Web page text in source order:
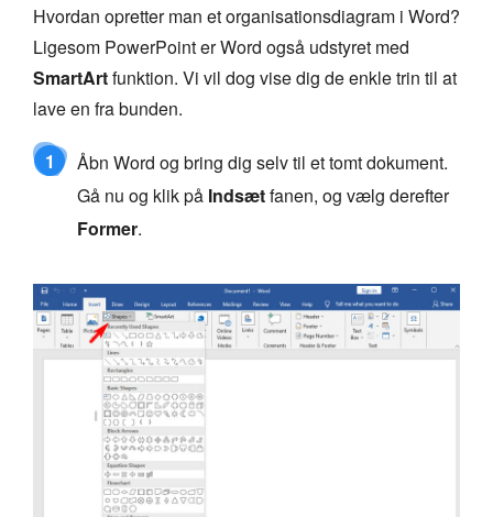
Hvordan opretter man et organisationsdiagram i Word?
Ligesom PowerPoint er Word også udstyret med
SmartArtfunktion. Vi vil dog vise dig de enkle trin til at
lave en fra bunden.
1
Åbn Word og bring dig selv til et tomt dokument.
Gå nu og klik på Indsætfanen, og vælg derefter
Former.